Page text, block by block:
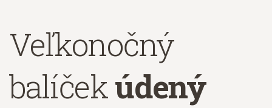
Veľkonočný
balíčekúdený